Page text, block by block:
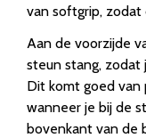
van softgrip, zodat
Aan de voorzijde
steun stang, zodat
Dit komt goed van
wanneer je bij de
bovenkant van de